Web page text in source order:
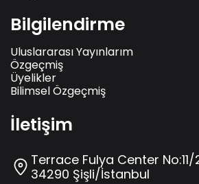
Bilgilendirme
Uluslararası Yayınlarım
Özgeçmiş
Üyelikler
Bilimsel Özgeçmiş
İletişim
Terrace Fulya Center No:11/
34290 Şişli/İstanbul